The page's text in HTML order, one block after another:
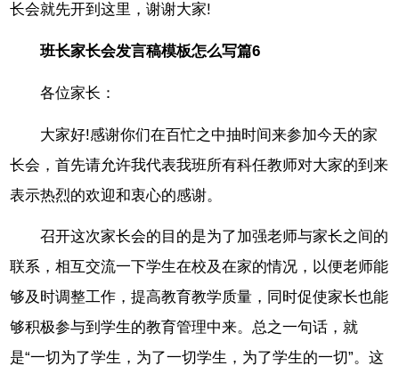
长会就先开到这里，谢谢大家!
班长家长会发言稿模板怎么写篇6
各位家长：
大家好!感谢你们在百忙之中抽时间来参加今天的家
长会，首先请允许我代表我班所有科任教师对大家的到来
表示热烈的欢迎和衷心的感谢。
召开这次家长会的目的是为了加强老师与家长之间的
联系，相互交流一下学生在校及在家的情况，以便老师能
够及时调整工作，提高教育教学质量，同时促使家长也能
够积极参与到学生的教育管理中来。总之一句话，就
是“一切为了学生，为了一切学生，为了学生的一切”。这